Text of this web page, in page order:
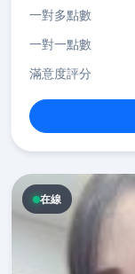
一對多點數
一對一點數
滿意度評分
在線